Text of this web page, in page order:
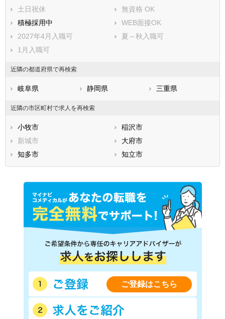
土日祝休
無資格 OK
積極採用中
WEB面接OK
2027年4月入職可
夏～秋入職可
1月入職可
近隣の都道府県で再検索
岐阜県 静岡県 三重県
近隣の市区町村で求人を再検索
小牧市
稲沢市
新城市
大府市
知多市
知立市
ご登録はこちら